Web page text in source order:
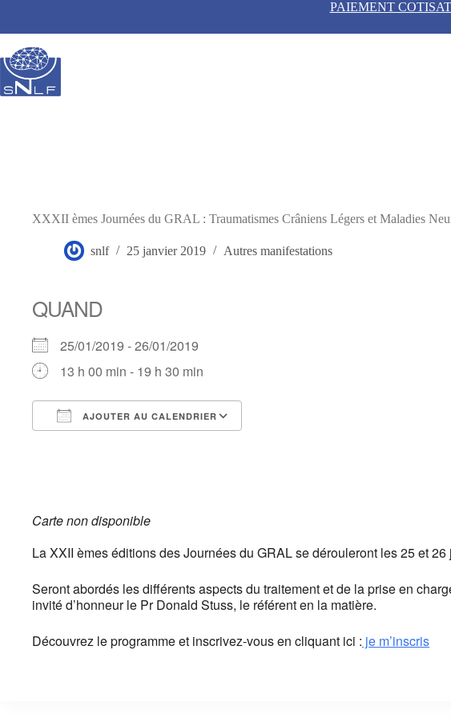
contenu
PAIEMENT
XXXII èmes Journées du GRAL : Traumatismes Crâniens Légers et Maladies
snlf 25 janvier 2019 Autres manifestations
QUAND
25/01/2019 - 26/01/2019
13 h 00 min - 19 h 30 min
AJOUTER AU CALENDRIER
Carte non disponible
La XXII èmes éditions des Journées du GRAL se dérouleront les 25 et
Seront abordés les différents aspects du traitement et de la prise en
invité d’honneur le Pr Donald Stuss, le référent en la matière.
Découvrez le programme et inscrivez-vous en cliquant ici : je m’inscris